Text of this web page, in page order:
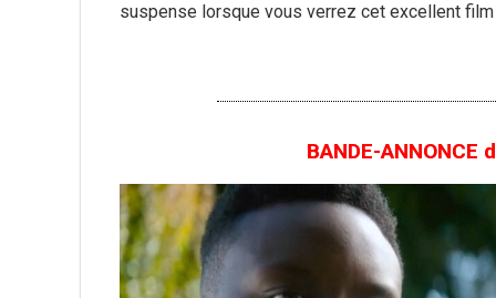
suspense lorsque vous verrez cet excellent
BANDE-